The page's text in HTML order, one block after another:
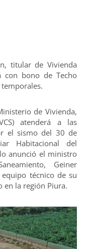
titular de Vivienda
con bono de Techo
de Vivienda,
atenderá a las
el sismo del 30 de
Habitacional del
anunció el ministro
Geiner
técnico de su
en la región Piura.